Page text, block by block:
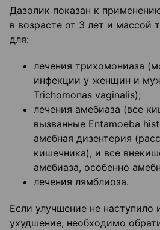
Дазолик показан к
в возрасте от 3 лет и массой
для:
лечения трихомониаза
инфекции у женщин и
Trichomonas vaginalis);
лечения амебиаза (все
вызванные Entamoeba
амебная дизентерия
кишечника), и все
амебиаза, особенно
лечения лямблиоза.
Если улучшение не наступило
ухудшение, необходимо